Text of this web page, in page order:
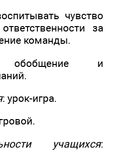
чувство
за
команды.
и
: урок-игра.
учащихся: